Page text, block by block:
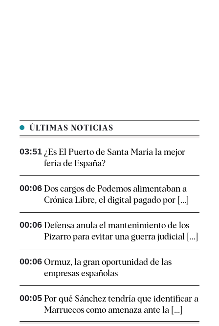
ÚLTIMAS NOTICIAS
03:51 ¿Es El Puerto de Santa María la mejor
feria de España?
00:06 Dos cargos de Podemos alimentaban a
Crónica Libre, el digital pagado por [...]
00:06 Defensa anula el mantenimiento de los
Pizarro para evitar una guerra judicial [...]
00:06 Ormuz, la gran oportunidad de las
empresas españolas
00:05 Por qué Sánchez tendría que identificar a
Marruecos como amenaza ante la [...]